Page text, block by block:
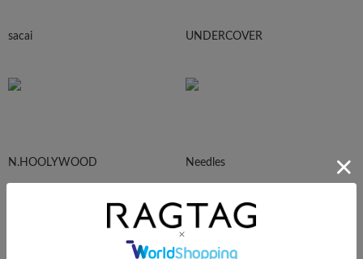
sacai UNDERCOVER
N.HOOLYWOOD Needles